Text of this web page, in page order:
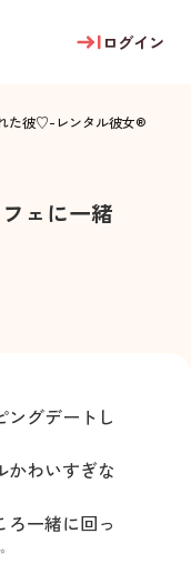
ログイン
た彼♡-レンタル彼女®
ェに一緒
ングデートし
かわいすぎな
一緒に回っ